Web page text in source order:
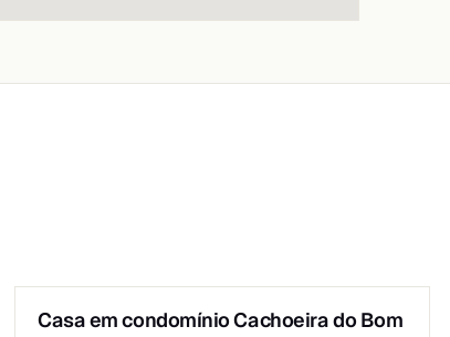
VENDA
Casa em condomínio Cachoeira do Bom